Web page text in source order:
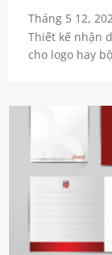
Thiết kế nhận
cho logo hay
Tháng 5 12,